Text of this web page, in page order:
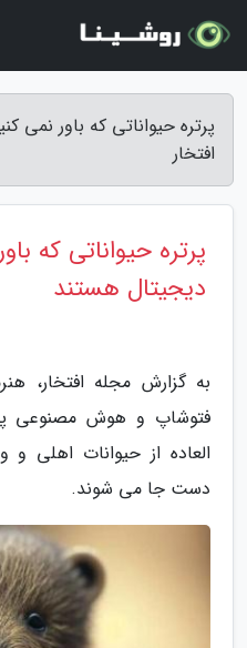
پرتره حیواناتی که باور نمی
افتخار
پرتره حیواناتی که
دیجیتال هستند
به گزارش مجله افتخار،
فتوشاپ و هوش مصنوعی
العاده از حیوانات
دست جا می شوند.